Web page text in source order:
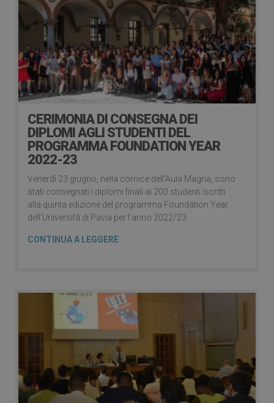
CERIMONIA DI CONSEGNA DEI
DIPLOMI AGLI STUDENTI DEL
PROGRAMMA FOUNDATION YEAR
2022-23
Venerdì 23 giugno, nella cornice dell’Aula Magna, sono
stati consegnati i diplomi finali ai 200 studenti iscritti
alla quinta edizione del programma Foundation Year
dell’Università di Pavia per l’anno 2022/23.
CONTINUA A LEGGERE